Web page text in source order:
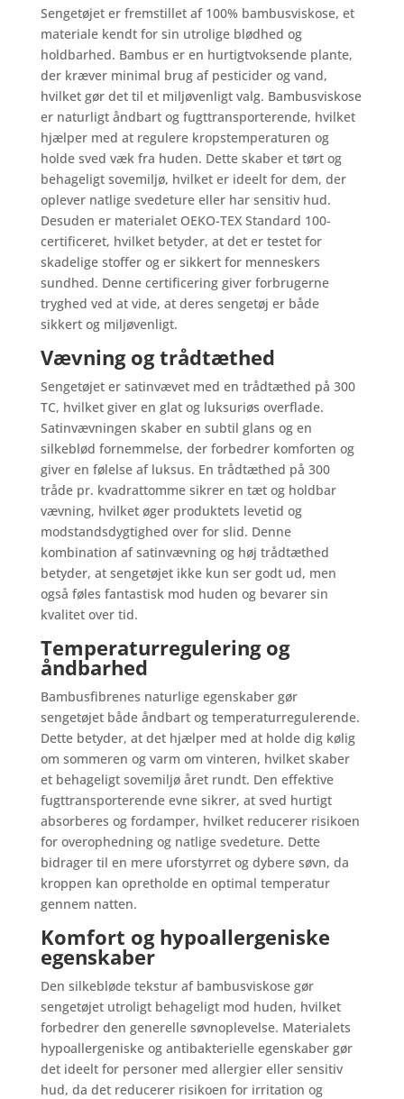
Sengetøjet er fremstillet af 100% bambusviskose, et
materiale kendt for sin utrolige blødhed og
holdbarhed. Bambus er en hurtigtvoksende plante,
der kræver minimal brug af pesticider og vand,
hvilket gør det til et miljøvenligt valg. Bambusviskose
er naturligt åndbart og fugttransporterende, hvilket
hjælper med at regulere kropstemperaturen og
holde sved væk fra huden. Dette skaber et tørt og
behageligt sovemiljø, hvilket er ideelt for dem, der
oplever natlige svedeture eller har sensitiv hud.
Desuden er materialet OEKO-TEX Standard 100-
certificeret, hvilket betyder, at det er testet for
skadelige stoffer og er sikkert for menneskers
sundhed. Denne certificering giver forbrugerne
tryghed ved at vide, at deres sengetøj er både
sikkert og miljøvenligt.
Vævning og trådtæthed
Sengetøjet er satinvævet med en trådtæthed på 300
TC, hvilket giver en glat og luksuriøs overflade.
Satinvævningen skaber en subtil glans og en
silkeblød fornemmelse, der forbedrer komforten og
giver en følelse af luksus. En trådtæthed på 300
tråde pr. kvadrattomme sikrer en tæt og holdbar
vævning, hvilket øger produktets levetid og
modstandsdygtighed over for slid. Denne
kombination af satinvævning og høj trådtæthed
betyder, at sengetøjet ikke kun ser godt ud, men
også føles fantastisk mod huden og bevarer sin
kvalitet over tid.
Temperaturregulering og
åndbarhed
Bambusfibrenes naturlige egenskaber gør
sengetøjet både åndbart og temperaturregulerende.
Dette betyder, at det hjælper med at holde dig kølig
om sommeren og varm om vinteren, hvilket skaber
et behageligt sovemiljø året rundt. Den effektive
fugttransporterende evne sikrer, at sved hurtigt
absorberes og fordamper, hvilket reducerer risikoen
for overophedning og natlige svedeture. Dette
bidrager til en mere uforstyrret og dybere søvn, da
kroppen kan opretholde en optimal temperatur
gennem natten.
Komfort og hypoallergeniske
egenskaber
Den silkebløde tekstur af bambusviskose gør
sengetøjet utroligt behageligt mod huden, hvilket
forbedrer den generelle søvnoplevelse. Materialets
hypoallergeniske og antibakterielle egenskaber gør
det ideelt for personer med allergier eller sensitiv
hud, da det reducerer risikoen for irritation og